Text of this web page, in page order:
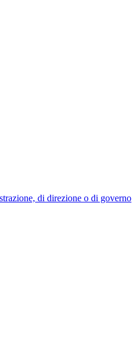
di direzione o di governo